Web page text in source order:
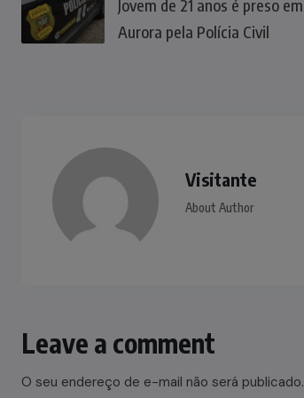
Jovem de 21 anos é preso em
Aurora pela Polícia Civil
Visitante
About Author
Leave a comment
O seu endereço de e-mail não será publicado.